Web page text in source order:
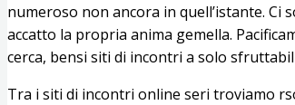
numeroso non ancora in quell’istante.
accatto la propria anima gemella.
cerca, bensi siti di incontri a solo
Tra i siti di incontri online seri troviamo